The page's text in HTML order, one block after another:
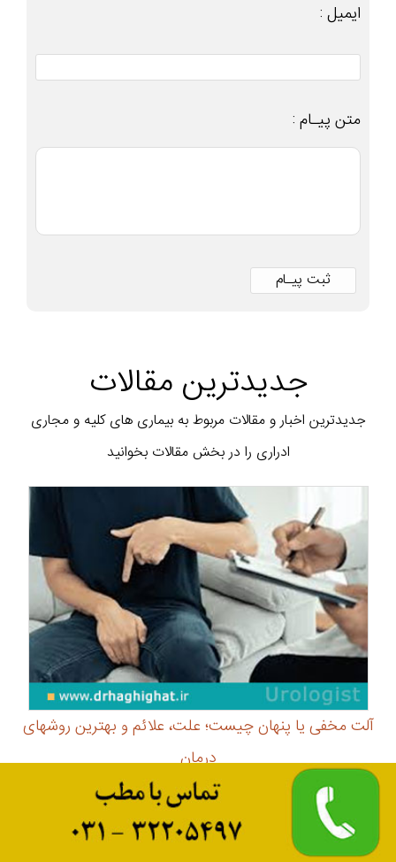
ایمیل :
متن پیـام :
جدیدترین مقالات
جدیدترین اخبار و مقالات مربوط به بیماری های کلیه و مجاری
ادراری را در بخش مقالات بخوانید
آلت مخفی یا پنهان چیست؛ علت، علائم و بهترین روشهای
درمان
آلت مخفی یا آلت پنهان یک مشکل مادرزادی یا اکتسابی است
که باعث می‌شود طول آلت کمتر از حالت طبیعی دیده شود. در
این مطلب علت، علائم و روش‌های قطعی درمان ...